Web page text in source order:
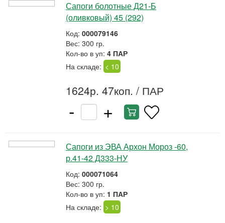
Сапоги болотные Д21-Б
(оливковый) 45 (292)
Код: 000079146
Вес: 300 гр.
Кол-во в уп: 4 ПАР
На складе: < 10
1624р. 47коп. / ПАР
- +
Сапоги из ЭВА Архон Мороз -60,
р.41-42 Д333-НУ
Код: 000071064
Вес: 300 гр.
Кол-во в уп: 1 ПАР
На складе: > 10